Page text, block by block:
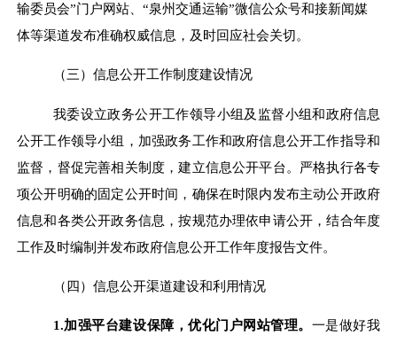
输委员会”门户网站、 “泉州交通运输”微信公众号和接新闻媒
体等渠道发布准确权威信息，及时回应社会关切。
（三） 信息公开工作制度建设情况
我委设立政务公开工作领导小组及监督小组和政府信息
公开工作领导小组 ，加强政务工作和政府信息公开工作指导和
监督 ，督促完善相关制度，建立信息公开平台。 严格执行各专
项公开明确的固定公开时间，确保在时限内发布主动公开政府
信息和各类公开政务信息，按规范办理依申请公开，结合年度
工作及时编制并发布政府信息公开工作年度报告文件。
（四） 信息公开渠道建设和利用情况
1.加强平台建设保障，优化门户网站管理。 一是做好我